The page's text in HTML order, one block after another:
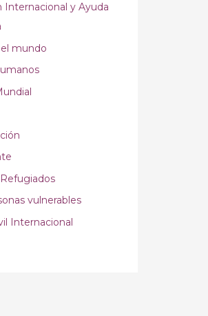
Internacional y Ayuda
mundo
vulnerables
Internacional